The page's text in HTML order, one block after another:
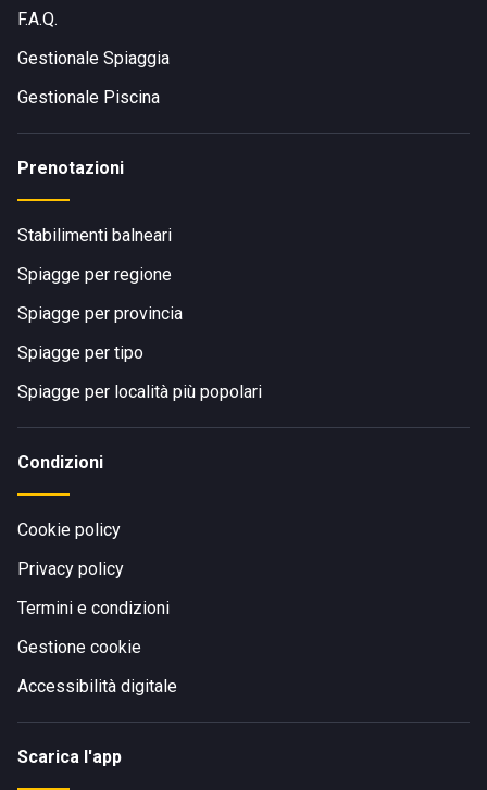
F.A.Q.
Gestionale Spiaggia
Gestionale Piscina
Prenotazioni
Stabilimenti balneari
Spiagge per regione
Spiagge per provincia
Spiagge per tipo
Spiagge per località più popolari
Condizioni
Cookie policy
Privacy policy
Termini e condizioni
Gestione cookie
Accessibilità digitale
Scarica l'app